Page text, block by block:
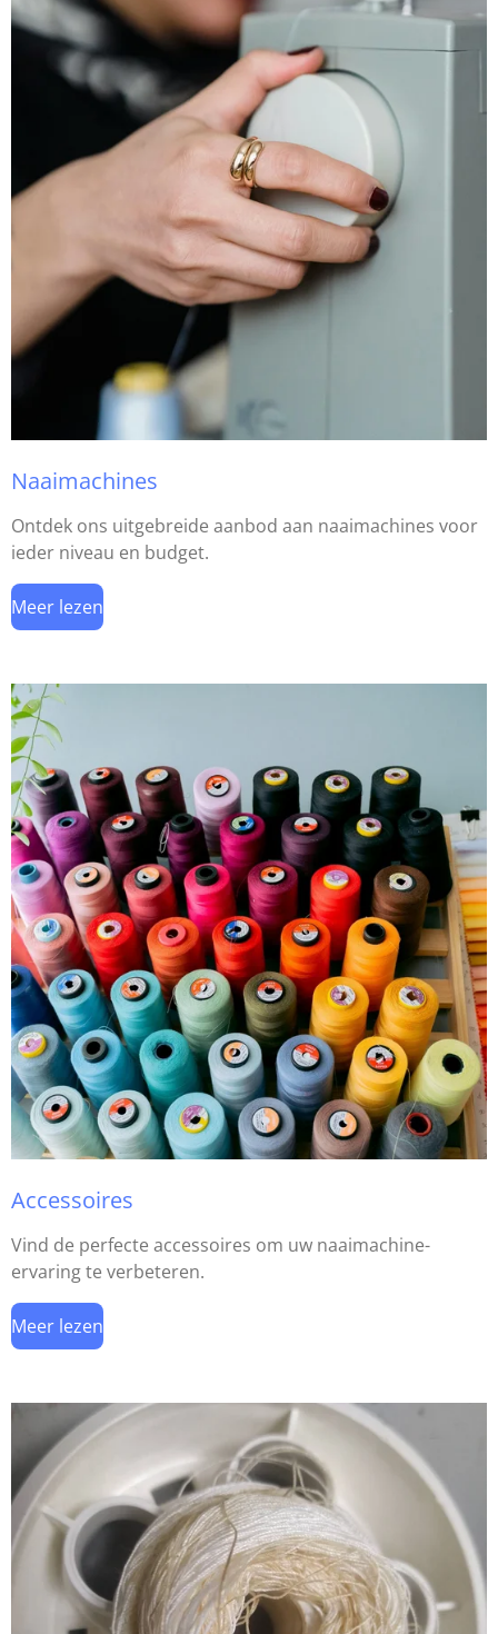
Naaimachines
Ontdek ons uitgebreide aanbod aan naaimachines voor
ieder niveau en budget.
Meer lezen
Accessoires
Vind de perfecte accessoires om uw naaimachine-
ervaring te verbeteren.
Meer lezen